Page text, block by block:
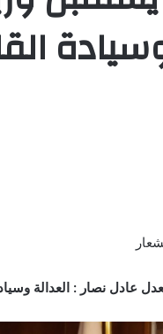
عادل نصار : العدالة